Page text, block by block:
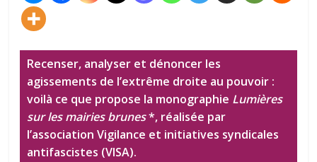
Recenser, analyser et dénoncer les
agissements de l’extrême droite au pouvoir :
voilà ce que propose la monographie Lumières
sur les mairies brunes*, réalisée par
l’association Vigilance et initiatives syndicales
antifascistes (VISA).